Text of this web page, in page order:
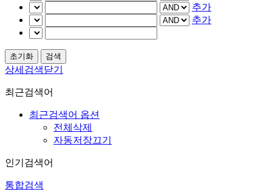
추가
추가
상세검색닫기
최근검색어
최근검색어 옵션
전체삭제
자동저장끄기
인기검색어
통합검색